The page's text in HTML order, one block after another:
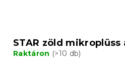
STAR zöld
Raktáron (>10 db)